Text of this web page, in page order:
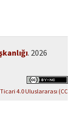
. 2026
4.0 Uluslararası (CC